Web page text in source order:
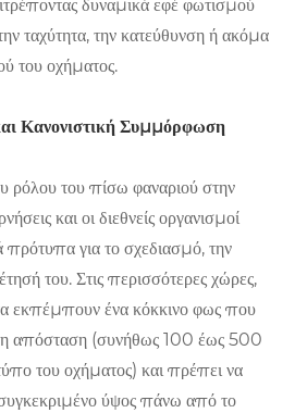
δυναμικά εφέ φωτισμού
ταχύτητα, την κατεύθυνση ή ακόμα
του οχήματος.
Κανονιστική Συμμόρφωση
ρόλου του πίσω φαναριού στην
και οι διεθνείς οργανισμοί
πρότυπα για το σχεδιασμό, την
του. Στις περισσότερες χώρες,
εκπέμπουν ένα κόκκινο φως που
απόσταση (συνήθως 100 έως 500
του οχήματος) και πρέπει να
ύψος πάνω από το